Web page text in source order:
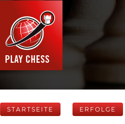
STARTSEITE ERFOLGE